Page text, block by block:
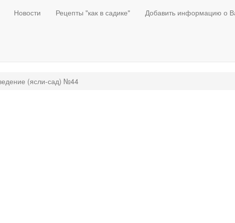
Новости Рецепты "как в садике" Добавить информацию о
(ясли-сад) №44